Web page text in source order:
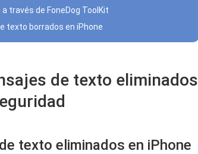
través de FoneDog ToolKit
texto borrados en iPhone
de texto eliminados
texto eliminados en iPhone